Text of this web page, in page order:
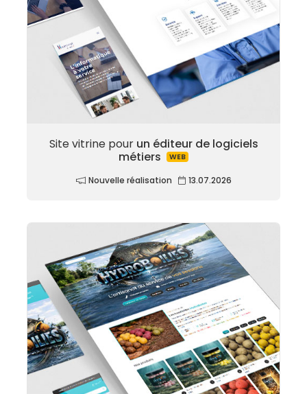
Site vitrine pour un éditeur de logiciels
métiers
WEB
Nouvelle réalisation 13.07.2026